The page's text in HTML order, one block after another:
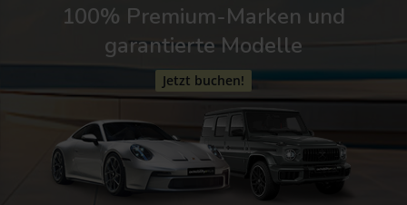
100% Premium-Marken und
garantierte Modelle
Jetzt buchen!